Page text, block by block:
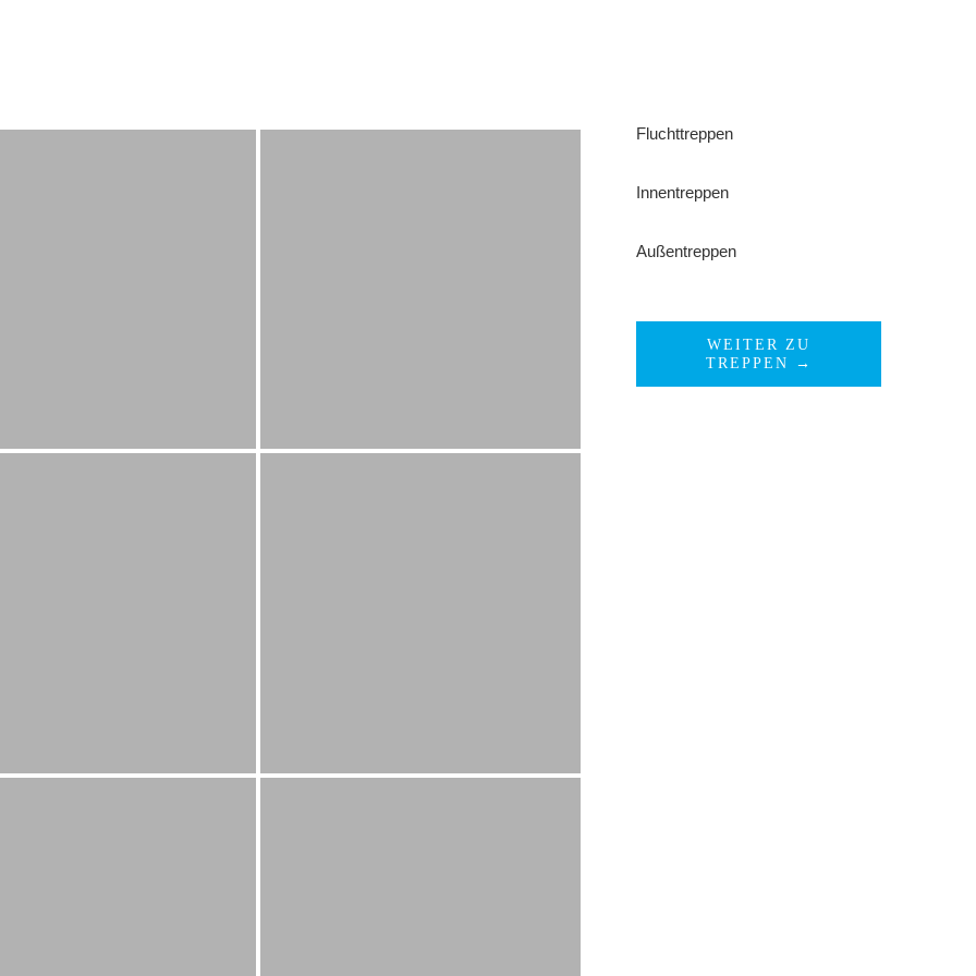
Fluchttreppen
Innentreppen
Außentreppen
WEITER ZU
TREPPEN →